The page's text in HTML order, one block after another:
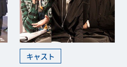
キャスト